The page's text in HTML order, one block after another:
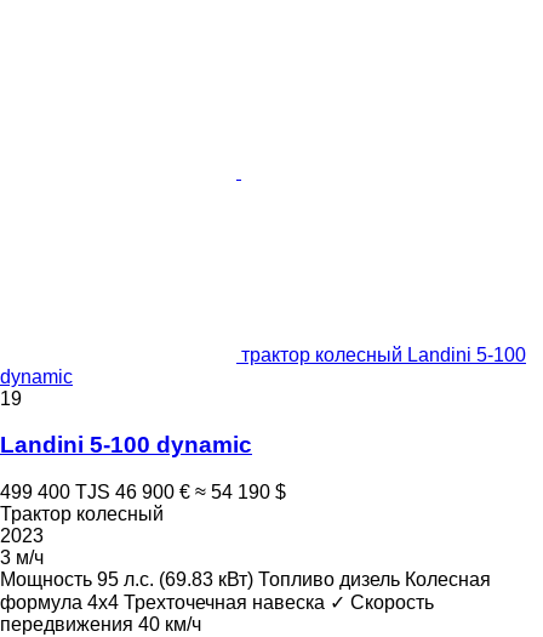
трактор колесный Landini 5-100
dynamic
19
Landini 5-100 dynamic
499 400 TJS 46 900 € ≈ 54 190 $
Трактор колесный
2023
3 м/ч
Мощность 95 л.с. (69.83 кВт) Топливо дизель Колесная
формула 4x4 Трехточечная навеска ✓ Скорость
передвижения 40 км/ч